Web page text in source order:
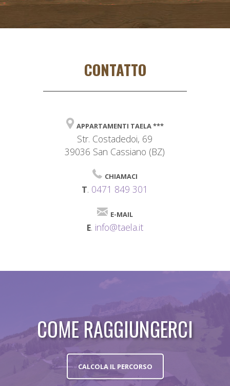
CONTATTO
APPARTAMENTI TAELA ***
Str. Costadedoi, 69
39036 San Cassiano (BZ)
CHIAMACI
T. 0471 849 301
E-MAIL
E. info@taela.it
COME RAGGIUNGERCI
CALCOLA IL PERCORSO